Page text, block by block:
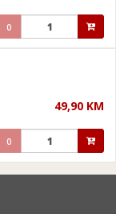
0
49,90 KM
0